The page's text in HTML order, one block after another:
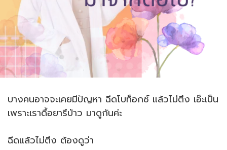
บางคนอาจจะเคยมีปัญหา ฉีดโบท็อกซ์ แล้วไม่ตึง เอ๊ะเป็น
เพราะเราดื้อยารึป่าว มาดูกันค่ะ
ฉีดแล้วไม่ตึง ต้องดูว่า